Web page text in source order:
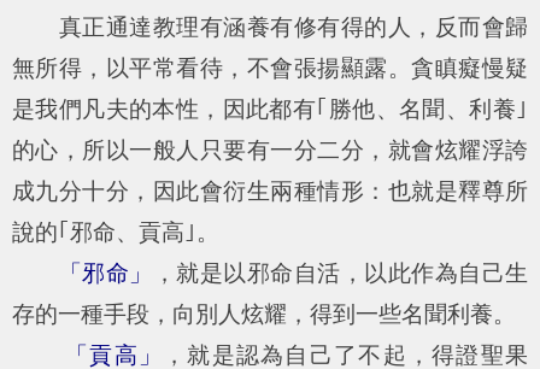
真正通達教理有涵養有修有得的人，反而會歸
無所得，以平常看待，不會張揚顯露。貪瞋癡慢疑
是我們凡夫的本性，因此都有｢勝他、名聞、利養｣
的心，所以一般人只要有一分二分，就會炫耀浮誇
成九分十分，因此會衍生兩種情形：也就是釋尊所
說的｢邪命、貢高｣。
「邪命」
，就是以邪命自活，以此作為自己生
存的一種手段，向別人炫耀，得到一些名聞利養。
「貢高」
，就是認為自己了不起，得證聖果